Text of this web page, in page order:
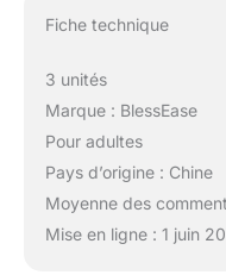
Fiche technique
3 unités
Marque : BlessEase
Pour adultes
Pays d’origine : Chine
Moyenne des
Mise en ligne : 1 juin